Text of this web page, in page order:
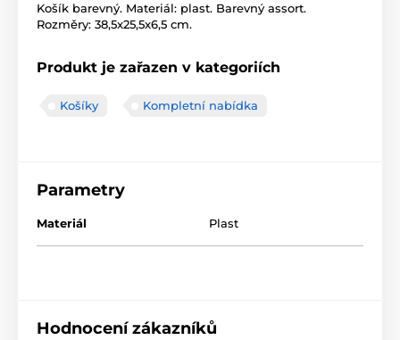
Košík barevný. Materiál: plast. Barevný assort.
Rozměry: 38,5x25,5x6,5 cm.
Produkt je zařazen v kategoriích
Košíky Kompletní nabídka
Parametry
Materiál Plast
Hodnocení zákazníků